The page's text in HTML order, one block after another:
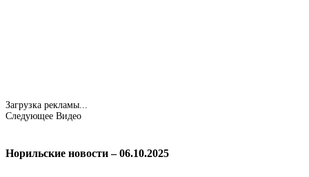
Загрузка рекламы...
Следующее Видео
Норильские новости – 06.10.2025